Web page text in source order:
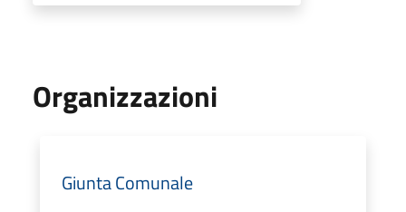
Organizzazioni
Giunta Comunale